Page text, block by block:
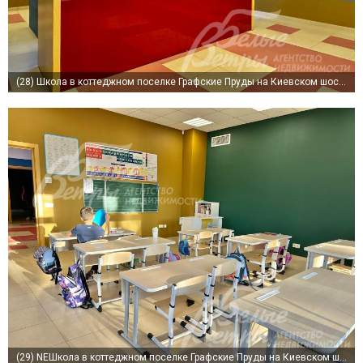
(28) Школа в коттеджном поселке Графские Пруды на Киевском шоссе
(29) NEШкола в коттеджном поселке Графские Пруды на Киевском шоссе